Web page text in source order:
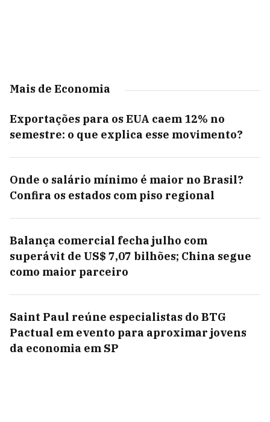
Mais de Economia
Exportações para os EUA caem 12% no
semestre: o que explica esse movimento?
Onde o salário mínimo é maior no Brasil?
Confira os estados com piso regional
Balança comercial fecha julho com
superávit de US$ 7,07 bilhões; China segue
como maior parceiro
Saint Paul reúne especialistas do BTG
Pactual em evento para aproximar jovens
da economia em SP